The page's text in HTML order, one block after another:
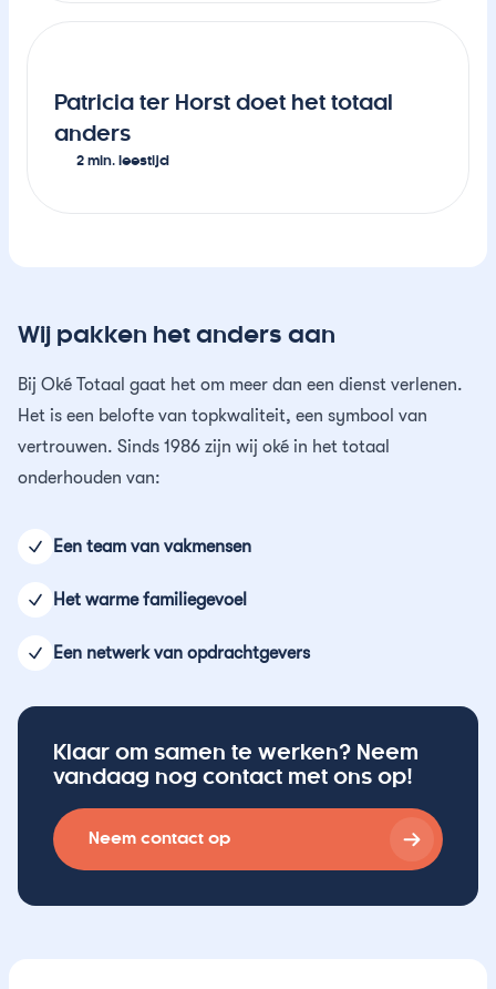
Patricia ter Horst doet het totaal
anders
2 min. leestijd
Wij pakken het anders aan
Bij Oké Totaal gaat het om meer dan een dienst verlenen.
Het is een belofte van topkwaliteit, een symbool van
vertrouwen. Sinds 1986 zijn wij oké in het totaal
onderhouden van:
Een team van vakmensen
Het warme familiegevoel
Een netwerk van opdrachtgevers
Klaar om samen te werken? Neem
vandaag nog contact met ons op!
Neem contact op